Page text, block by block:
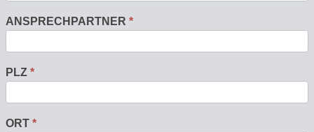
ANSPRECHPARTNER *
PLZ *
ORT *